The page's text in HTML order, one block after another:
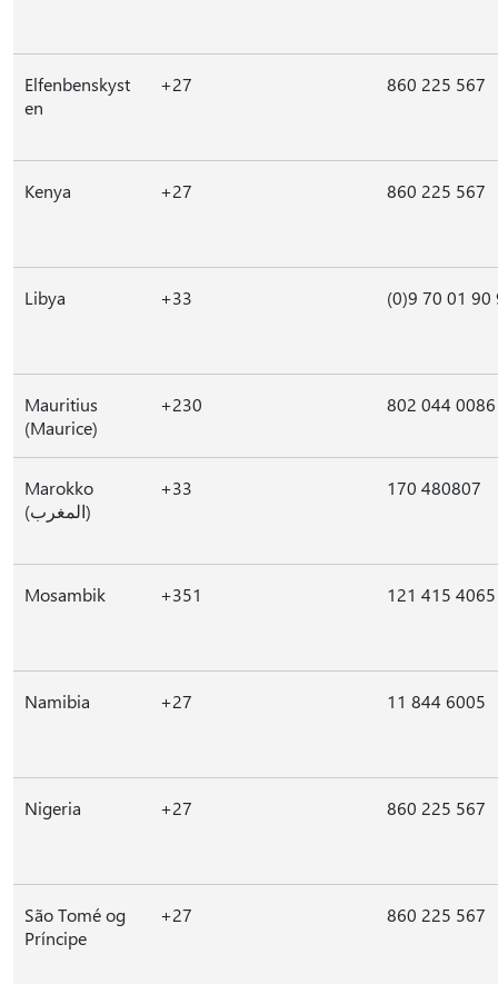
Elfenbenskyst
en
+27 860 225 567
Kenya +27 860 225 567
Libya +33 (0)9 70 01 90
Mauritius
(Maurice)
+230 802 044 0086
Marokko
(المغرب)
+33 170 480807
Mosambik +351 121 415 4065
Namibia +27 11 844 6005
Nigeria +27 860 225 567
São Tomé og
Príncipe
+27 860 225 567